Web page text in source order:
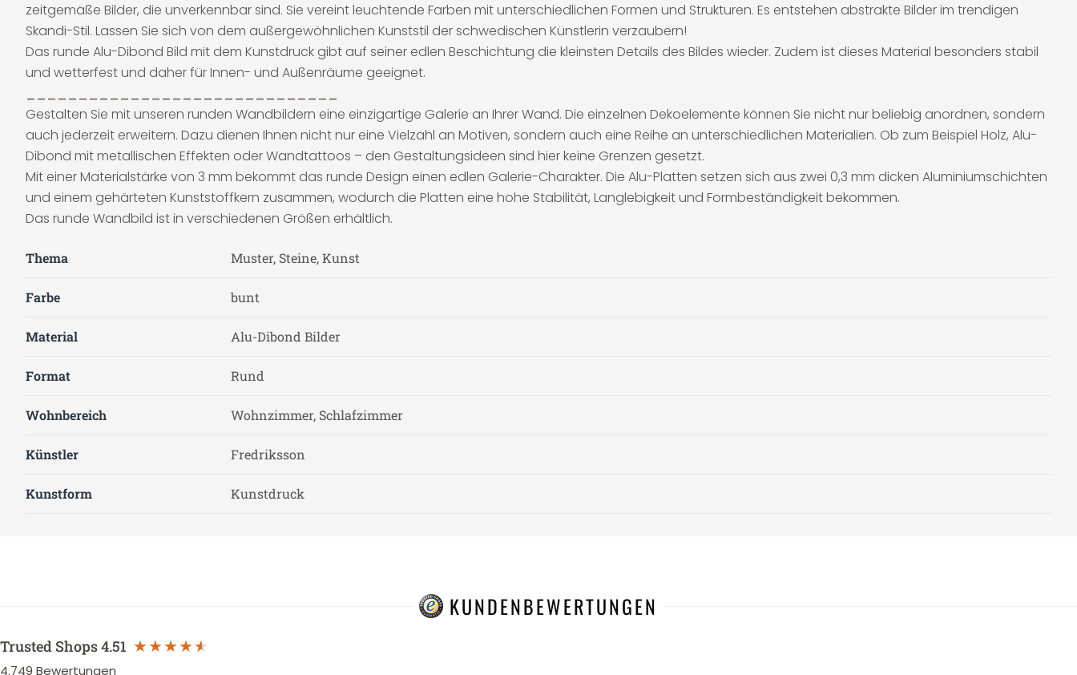
zeitgemäße Bilder, die unverkennbar sind. Sie vereint leuchtende Farben mit unterschiedlichen Formen und Strukturen. Es entstehen abstrakte Bilder im trendigen
Skandi-Stil. Lassen Sie sich von dem außergewöhnlichen Kunststil der schwedischen Künstlerin verzaubern!
Das runde Alu-Dibond Bild mit dem Kunstdruck gibt auf seiner edlen Beschichtung die kleinsten Details des Bildes wieder. Zudem ist dieses Material besonders stabil
und wetterfest und daher für Innen- und Außenräume geeignet.
Gestalten Sie mit unseren runden Wandbildern eine einzigartige Galerie an Ihrer Wand. Die einzelnen Dekoelemente können Sie nicht nur beliebig anordnen, sondern
auch jederzeit erweitern. Dazu dienen Ihnen nicht nur eine Vielzahl an Motiven, sondern auch eine Reihe an unterschiedlichen Materialien. Ob zum Beispiel Holz, Alu-
Dibond mit metallischen Effekten oder Wandtattoos – den Gestaltungsideen sind hier keine Grenzen gesetzt.
Mit einer Materialstärke von 3 mm bekommt das runde Design einen edlen Galerie-Charakter. Die Alu-Platten setzen sich aus zwei 0,3 mm dicken Aluminiumschichten
und einem gehärteten Kunststoffkern zusammen, wodurch die Platten eine hohe Stabilität, Langlebigkeit und Formbeständigkeit bekommen.
Das runde Wandbild ist in verschiedenen Größen erhältlich.
Thema Muster, Steine, Kunst
Farbe bunt
Material Alu-Dibond Bilder
Format Rund
Wohnbereich Wohnzimmer, Schlafzimmer
Künstler Fredriksson
Kunstform Kunstdruck
KUNDENBEWERTUNGEN
Trusted Shops4.51
4.749 Bewertungen